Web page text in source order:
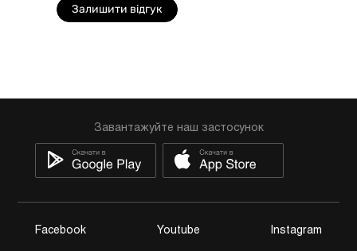
Залишити відгук
Завантажуйте наш застосунок
Facebook Youtube Instagram